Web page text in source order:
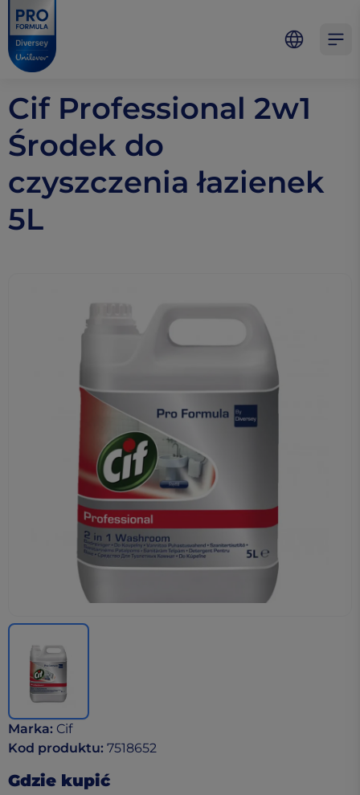
Skip to main content
Skip to navigation
Skip to footer
Pro Formula
Cif Professional 2w1
Środek do
czyszczenia łazienek
5L
Marka: Cif
Kod produktu: 7518652
Gdzie kupić